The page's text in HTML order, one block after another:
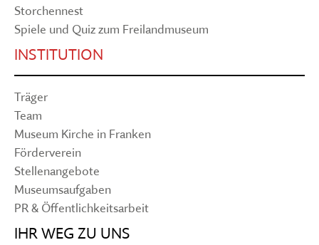
Storchennest
Spiele und Quiz zum Freilandmuseum
INSTITUTION
Träger
Team
Museum Kirche in Franken
Förderverein
Stellenangebote
Museumsaufgaben
PR & Öffentlichkeitsarbeit
IHR WEG ZU UNS